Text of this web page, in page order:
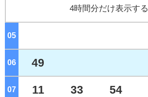
4時間分だけ表示する
05
06 49
07 11 33 54